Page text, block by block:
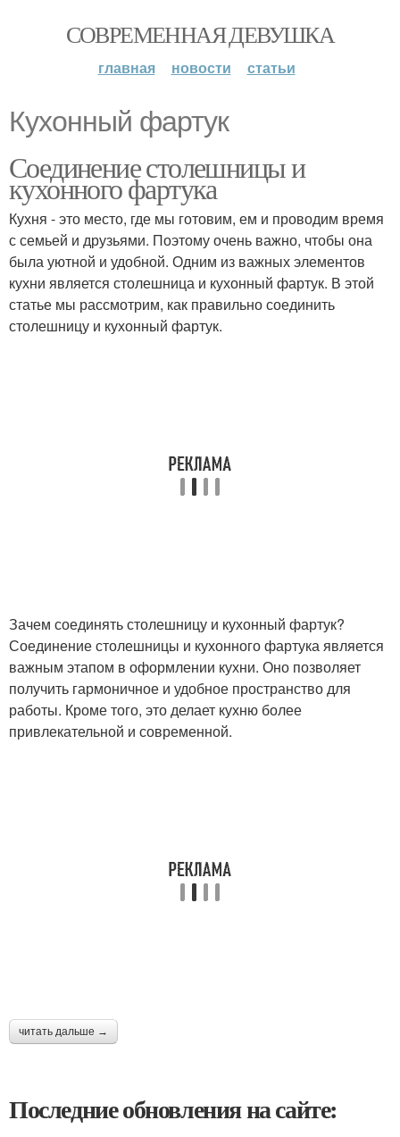
СОВРЕМЕННАЯ ДЕВУШКА
главная новости статьи
Кухонный фартук
Соединение столешницы и
кухонного фартука
Кухня - это место, где мы готовим, ем и проводим время
с семьей и друзьями. Поэтому очень важно, чтобы она
была уютной и удобной. Одним из важных элементов
кухни является столешница и кухонный фартук. В этой
статье мы рассмотрим, как правильно соединить
столешницу и кухонный фартук.
Зачем соединять столешницу и кухонный фартук?
Соединение столешницы и кухонного фартука является
важным этапом в оформлении кухни. Оно позволяет
получить гармоничное и удобное пространство для
работы. Кроме того, это делает кухню более
привлекательной и современной.
читать дальше →
Последние обновления на сайте: